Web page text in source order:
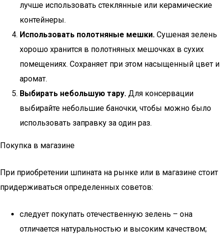
лучше использовать стеклянные или керамические
контейнеры.
Использовать полотняные мешки. Сушеная зелень
хорошо хранится в полотняных мешочках в сухих
помещениях. Сохраняет при этом насыщенный цвет и
аромат.
Выбирать небольшую тару. Для консервации
выбирайте небольшие баночки, чтобы можно было
использовать заправку за один раз.
Покупка в магазине
При приобретении шпината на рынке или в магазине стоит
придерживаться определенных советов:
следует покупать отечественную зелень – она
отличается натуральностью и высоким качеством;